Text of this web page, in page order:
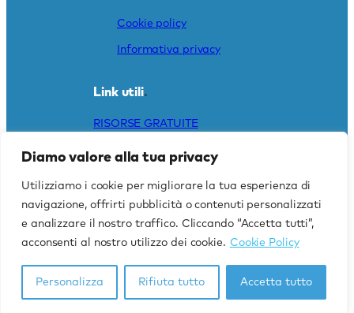
Diamo valore alla tua privacy
Utilizziamo i cookie per migliorare la tua esperienza di
navigazione, offrirti pubblicità o contenuti personalizzati
e analizzare il nostro traffico. Cliccando “Accetta tutti”,
acconsenti al nostro utilizzo dei cookie. Cookie Policy
Personalizza Rifiuta tutto Accetta tutto
Cookie policy
Informativa privacy
Link utili.
RISORSE GRATUITE
TI INTERESSA UNA
TRADUZIONE?
CAREERS
@ 2025 | Creative Words. Tutti i diritti riservati.